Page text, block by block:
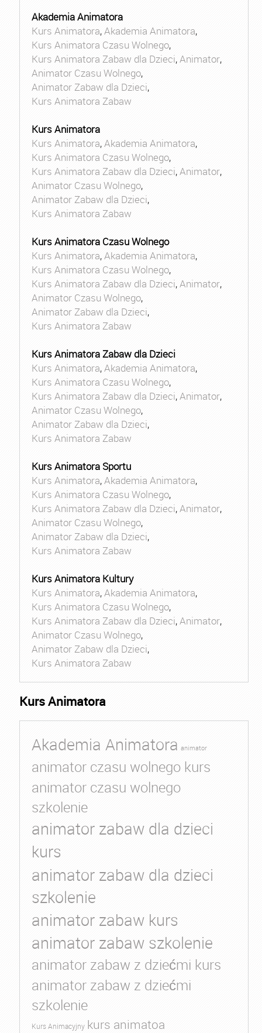
Akademia Animatora
Kurs Animatora,Akademia Animatora,
Kurs Animatora Czasu Wolnego,
Kurs Animatora Zabaw dla Dzieci,Animator,
Animator Czasu Wolnego,
Animator Zabaw dla Dzieci,
Kurs Animatora Zabaw
Kurs Animatora
Kurs Animatora,Akademia Animatora,
Kurs Animatora Czasu Wolnego,
Kurs Animatora Zabaw dla Dzieci,Animator,
Animator Czasu Wolnego,
Animator Zabaw dla Dzieci,
Kurs Animatora Zabaw
Kurs Animatora Czasu Wolnego
Kurs Animatora,Akademia Animatora,
Kurs Animatora Czasu Wolnego,
Kurs Animatora Zabaw dla Dzieci,Animator,
Animator Czasu Wolnego,
Animator Zabaw dla Dzieci,
Kurs Animatora Zabaw
Kurs Animatora Zabaw dla Dzieci
Kurs Animatora,Akademia Animatora,
Kurs Animatora Czasu Wolnego,
Kurs Animatora Zabaw dla Dzieci,Animator,
Animator Czasu Wolnego,
Animator Zabaw dla Dzieci,
Kurs Animatora Zabaw
Kurs Animatora Sportu
Kurs Animatora,Akademia Animatora,
Kurs Animatora Czasu Wolnego,
Kurs Animatora Zabaw dla Dzieci,Animator,
Animator Czasu Wolnego,
Animator Zabaw dla Dzieci,
Kurs Animatora Zabaw
Kurs Animatora Kultury
Kurs Animatora,Akademia Animatora,
Kurs Animatora Czasu Wolnego,
Kurs Animatora Zabaw dla Dzieci,Animator,
Animator Czasu Wolnego,
Animator Zabaw dla Dzieci,
Kurs Animatora Zabaw
Kurs Animatora
Akademia Animatora animator
animator czasu wolnego kurs
animator czasu wolnego
szkolenie
animator zabaw dla dzieci
kurs
animator zabaw dla dzieci
szkolenie
animator zabaw kurs
animator zabaw szkolenie
animator zabaw z dziećmi kurs
animator zabaw z dziećmi
szkolenie
Kurs Animacyjny kurs animatoa